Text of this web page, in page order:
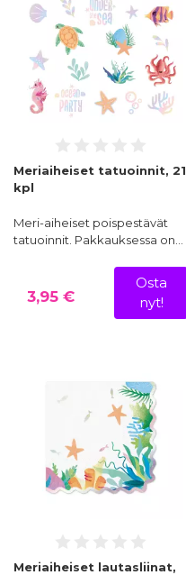
Meriaiheiset tatuoinnit, 21
kpl
Meri-aiheiset poispestävät
tatuoinnit. Pakkauksessa on…
3,95 €
Osta
nyt!
Meriaiheiset lautasliinat,